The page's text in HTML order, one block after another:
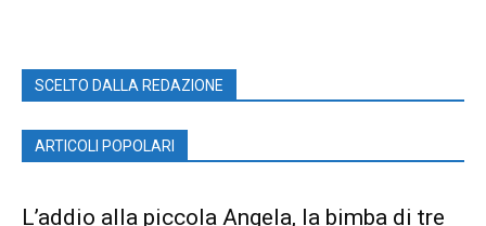
SCELTO DALLA REDAZIONE
ARTICOLI POPOLARI
L’addio alla piccola Angela, la bimba di tre
SU FACEBOOK